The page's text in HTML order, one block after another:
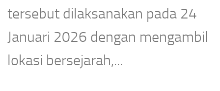
tersebut dilaksanakan pada 24
Januari 2026 dengan mengambil
lokasi bersejarah,...